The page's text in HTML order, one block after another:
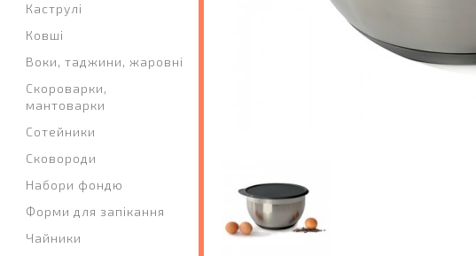
Каструлі
Ковші
Воки, таджини, жаровні
Скороварки,
мантоварки
Сотейники
Сковороди
Набори фондю
Форми для запікання
Чайники